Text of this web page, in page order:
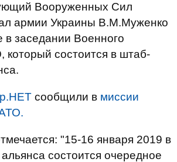
Вооруженных Сил
армии Украины В.М.Муженко
в заседании Военного
который состоится в штаб-
сообщили в миссии
"15-16 января 2019 в
состоится очередное